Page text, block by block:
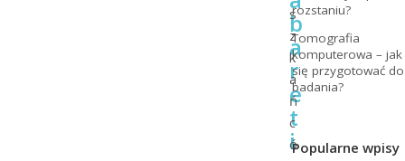
b
a
r
e
t
i
s
z
k
a
ń
c
ó
rozstaniu?
Tomografia
komputerowa – jak
się przygotować do
badania?
Popularne wpisy